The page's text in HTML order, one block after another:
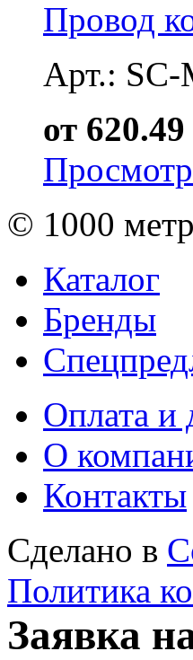
Провод
Арт.:
от
© 1000
Каталог
Бренды
Оплата и
О
Контакты
Сделано в
Политика
Заявка